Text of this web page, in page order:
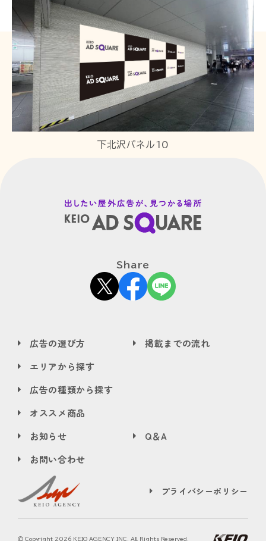
下北沢パネル10
Share
広告の選び方
掲載までの流れ
エリアから探す
広告の種類から探す
オススメ商品
お知らせ
Q＆A
お問い合わせ
プライバシーポリシー
© Copyright 2026 KEIO AGENCY INC. All Rights Reserved.